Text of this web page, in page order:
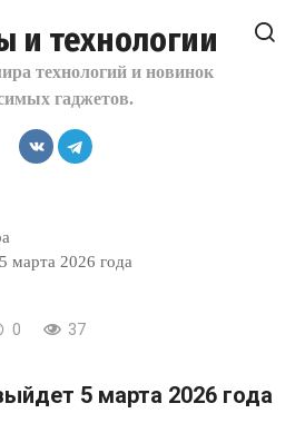
и технологии
технологий и новинок
гаджетов.
марта 2026 года
0 37
5 марта 2026 года